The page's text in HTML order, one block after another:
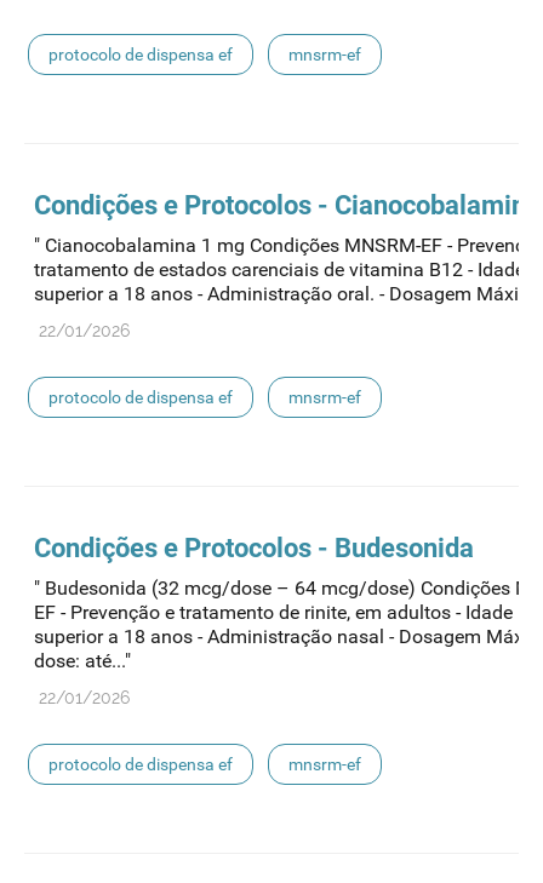
protocolo de dispensa ef mnsrm-ef
Condições e Protocolos -
" Cianocobalamina 1 mg Condições MNSRM-EF -
tratamento de estados carenciais de vitamina B12 - Idade
superior a 18 anos - Administração oral. - Dosagem
22/01/2026
protocolo de dispensa ef mnsrm-ef
Condições e Protocolos - Budesonida
" Budesonida (32 mcg/dose – 64 mcg/dose) Condições
EF - Prevenção e tratamento de rinite, em adultos - Idade
superior a 18 anos - Administração nasal - Dosagem
dose: até..."
22/01/2026
protocolo de dispensa ef mnsrm-ef